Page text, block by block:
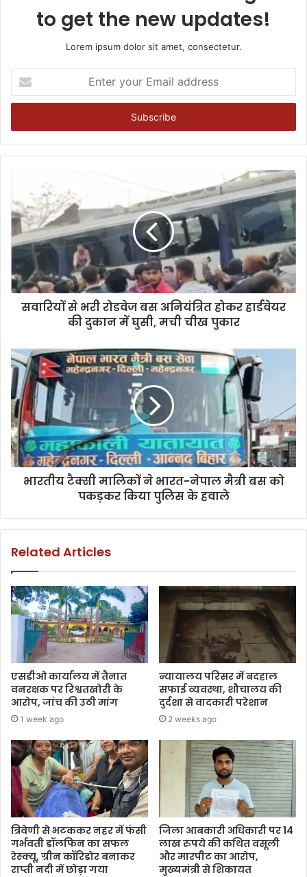
to get the new updates!
Lorem ipsum dolor sit amet, consectetur.
your
Email
सवारियों से भरी रोडवेज बस अनियंत्रित होकर हार्डवेयर
की दुकान में घुसी, मची चीख पुकार
भारतीय टैक्सी मालिकों ने भारत-नेपाल मैत्री बस को
पकड़कर किया पुलिस के हवाले
Related Articles
एसडीओ कार्यालय में तैनात
वनरक्षक पर रिश्वतखोरी के
आरोप, जांच की उठी मांग
1 week ago
न्यायालय परिसर में बदहाल
सफाई व्यवस्था, शौचालय की
दुर्दशा से वादकारी परेशान
2 weeks ago
त्रिवेणी से भटककर नहर में फंसी
गर्भवती डॉलफिन का सफल
रेस्क्यू, ग्रीन कॉरिडोर बनाकर
राप्ती नदी में छोड़ा गया
जिला आबकारी अधिकारी पर 14
लाख रुपये की कथित वसूली
और मारपीट का आरोप,
मुख्यमंत्री से शिकायत